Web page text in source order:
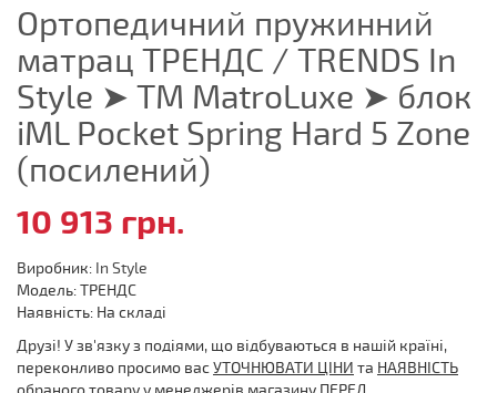
Ортопедичний пружинний
матрац ТРЕНДС / TRENDS In
Style ➤ ТМ MatroLuxe ➤ блок
iML Pocket Spring Hard 5 Zone
(посилений)
10 913 грн.
Виробник: In Style
Модель: ТРЕНДС
Наявність: На складі
Друзі! У зв'язку з подіями, що відбуваються в нашій країні,
переконливо просимо васУТОЧНЮВАТИ ЦІНИ та НАЯВНІСТЬ